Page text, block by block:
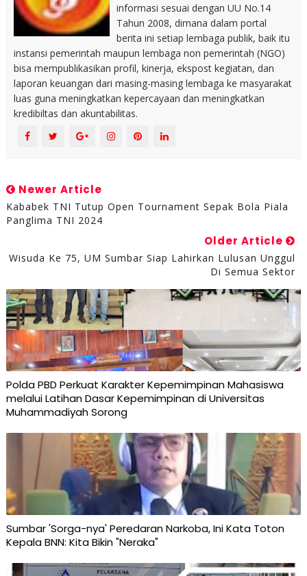
informasi sesuai dengan UU No.14
Tahun 2008, dimana dalam portal
berita ini setiap lembaga publik, baik itu
instansi pemerintah maupun lembaga non pemerintah (NGO)
bisa mempublikasikan profil, kinerja, ekspost kegiatan, dan
laporan keuangan dari masing-masing lembaga ke masyarakat
luas guna meningkatkan kepercayaan dan meningkatkan
kredibiltas dan akuntabilitas.
Newer Article
Kababek TNI Tutup Open Tournament Sepak Bola Piala
Panglima TNI 2024
Older Article
Wisuda Ke 75, UM Sumbar Siap Lahirkan Lulusan Unggul
Di Semua Sektor
Polda PBD Perkuat Karakter Kepemimpinan Mahasiswa
melalui Latihan Dasar Kepemimpinan di Universitas
Muhammadiyah Sorong
Sumbar 'Sorga-nya' Peredaran Narkoba, Ini Kata Toton
Kepala BNN: Kita Bikin "Neraka"